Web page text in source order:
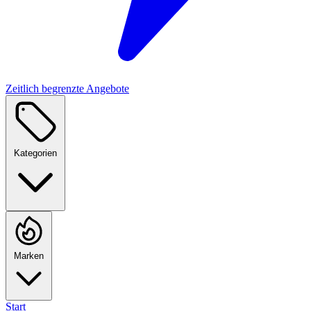
Zeitlich begrenzte Angebote
Kategorien
Marken
Start